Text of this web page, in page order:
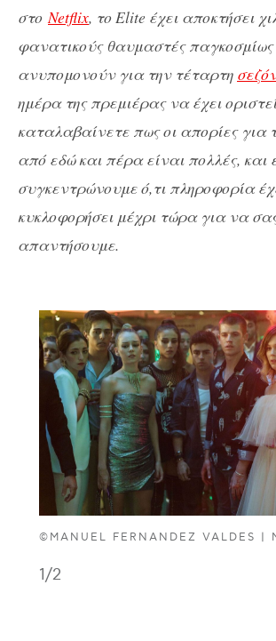
στοNetflix, το Elite έχει αποκτήσει
φανατικούς θαυμαστές παγκοσμίως
ανυπομονούν για την τέταρτη
ημέρα της πρεμιέρας να έχει
καταλαβαίνετε πως οι απορίες για
από εδώ και πέρα είναι πολλές, και
συγκεντρώνουμε ό,τι πληροφορία
κυκλοφορήσει μέχρι τώρα για να
απαντήσουμε.
©MANUEL FERNANDEZ VALDES |
1/2